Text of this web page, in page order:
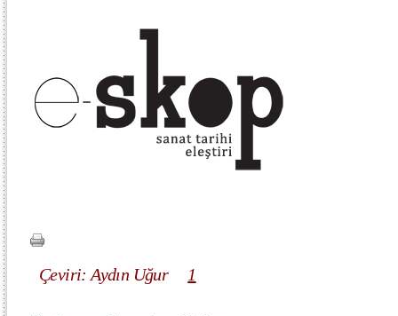
Çeviri: Aydın Uğur 1